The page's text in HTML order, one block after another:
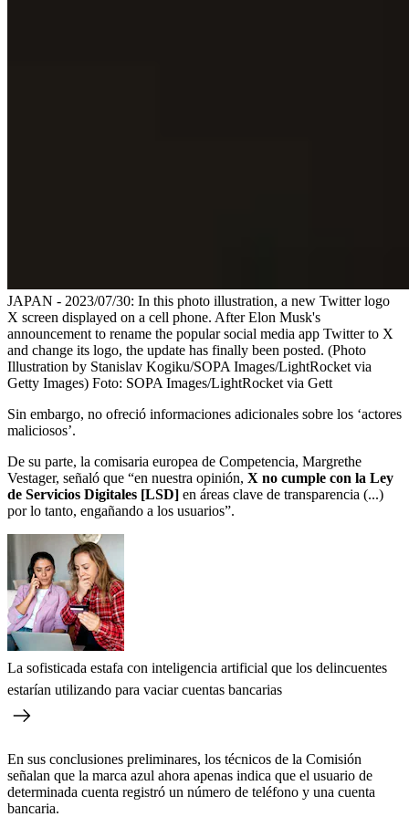
JAPAN - 2023/07/30: In this photo illustration, a new Twitter logo
X screen displayed on a cell phone. After Elon Musk's
announcement to rename the popular social media app Twitter to X
and change its logo, the update has finally been posted. (Photo
Illustration by Stanislav Kogiku/SOPA Images/LightRocket via
Getty Images) Foto: SOPA Images/LightRocket via Gett
Sin embargo, no ofreció informaciones adicionales sobre los ‘actores
maliciosos’.
De su parte, la comisaria europea de Competencia, Margrethe
Vestager, señaló que “en nuestra opinión, X no cumple con la Ley
de Servicios Digitales [LSD] en áreas clave de transparencia (...)
por lo tanto, engañando a los usuarios”.
La sofisticada estafa con inteligencia artificial que los delincuentes
estarían utilizando para vaciar cuentas bancarias
En sus conclusiones preliminares, los técnicos de la Comisión
señalan que la marca azul ahora apenas indica que el usuario de
determinada cuenta registró un número de teléfono y una cuenta
bancaria.